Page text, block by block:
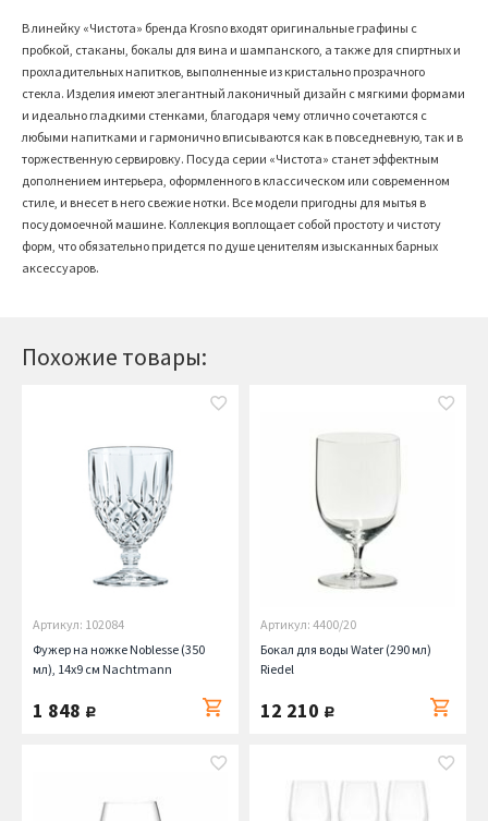
Похожие товары:
Артикул: 102084
Фужер на ножке Noblesse (350
мл), 14х9 см Nachtmann
1 848 руб.
Артикул: 4400/20
Бокал для воды Water (290 мл)
Riedel
12 210 руб.
В линейку «Чистота» бренда Krosno входят оригинальные графины с
пробкой, стаканы, бокалы для вина и шампанского, а также для спиртных и
прохладительных напитков, выполненные из кристально прозрачного
стекла. Изделия имеют элегантный лаконичный дизайн с мягкими формами
и идеально гладкими стенками, благодаря чему отлично сочетаются с
любыми напитками и гармонично вписываются как в повседневную, так и в
торжественную сервировку. Посуда серии «Чистота» станет эффектным
дополнением интерьера, оформленного в классическом или современном
стиле, и внесет в него свежие нотки. Все модели пригодны для мытья в
посудомоечной машине. Коллекция воплощает собой простоту и чистоту
форм, что обязательно придется по душе ценителям изысканных барных
аксессуаров.